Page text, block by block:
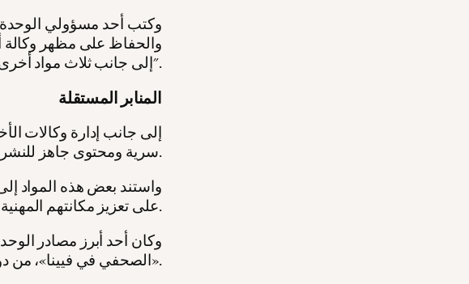
وكتب أحد مسؤولي الوحدة
والحفاظ على مظهر وكالة
إلى جانب ثلاث مواد أخرى ذات طابع إيجابي أو محايد".
المنابر المستقلة
إلى جانب إدارة وكالات
سرية ومحتوى جاهز للنشر تحت أسمائهم.
واستند بعض هذه المواد
على تعزيز مكانتهم المهنية وترويج قصصهم على نطاق دولي.
وكان أحد أبرز مصادر
«الصحفي في فيينا»، من دون الكشف عن هويته.